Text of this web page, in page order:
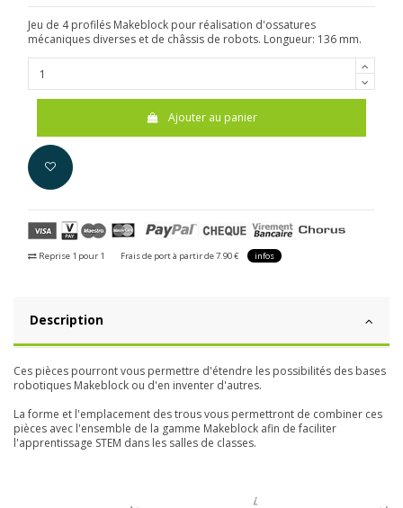
Jeu de 4 profilés Makeblock pour réalisation d'ossatures
mécaniques diverses et de châssis de robots. Longueur: 136 mm.
Ajouter au panier
Reprise 1 pour 1 Frais de port à partir de 7.90 € infos
Description
Ces pièces pourront vous permettre d'étendre les possibilités des bases
robotiques Makeblock ou d'en inventer d'autres.
La forme et l'emplacement des trous vous permettront de combiner ces
pièces avec l'ensemble de la gamme Makeblock afin de faciliter
l'apprentissage STEM dans les salles de classes.